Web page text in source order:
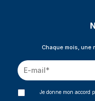
Chaque mois, une
Je donne mon accord